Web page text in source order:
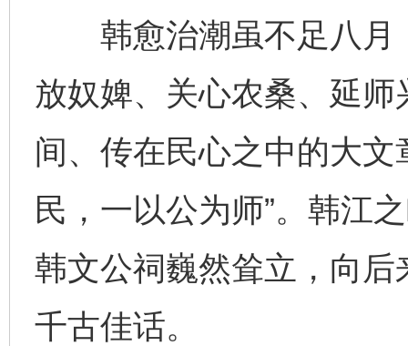
韩愈治潮虽不足八月
放奴婢、关心农桑、延
间、传在民心之中的大
民，一以公为师”。韩江
韩文公祠巍然耸立，向
千古佳话。